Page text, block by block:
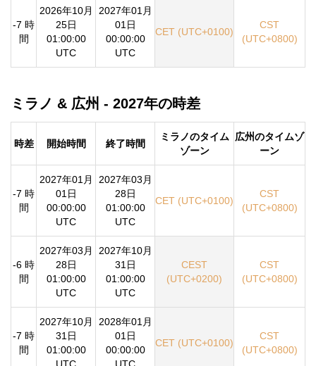
-7 時
間
2026年10月
25日
01:00:00
UTC
2027年01月
01日
00:00:00
UTC
CET (UTC+0100)
CST
(UTC+0800)
ミラノ & 広州 - 2027年の時差
時差 開始時間 終了時間
ミラノのタイム
ゾーン
広州のタイムゾ
ーン
-7 時
間
2027年01月
01日
00:00:00
UTC
2027年03月
28日
01:00:00
UTC
CET (UTC+0100)
CST
(UTC+0800)
-6 時
間
2027年03月
28日
01:00:00
UTC
2027年10月
31日
01:00:00
UTC
CEST
(UTC+0200)
CST
(UTC+0800)
-7 時
間
2027年10月
31日
01:00:00
UTC
2028年01月
01日
00:00:00
UTC
CET (UTC+0100)
CST
(UTC+0800)